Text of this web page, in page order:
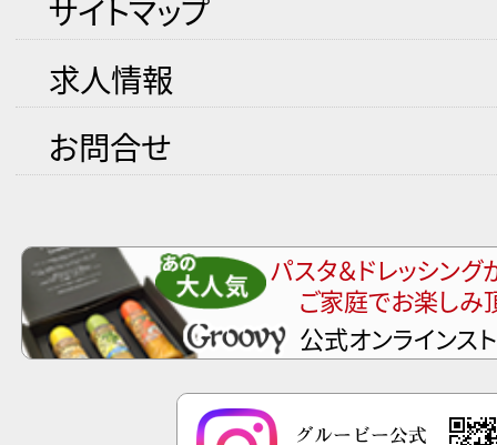
サイトマップ
求人情報
お問合せ
パスタ＆ドレッシング
ご家庭でお楽しみ
公式オンラインス